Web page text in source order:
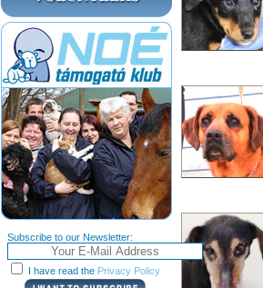
Subscribe to our Newsletter:
I have read the Privacy Policy